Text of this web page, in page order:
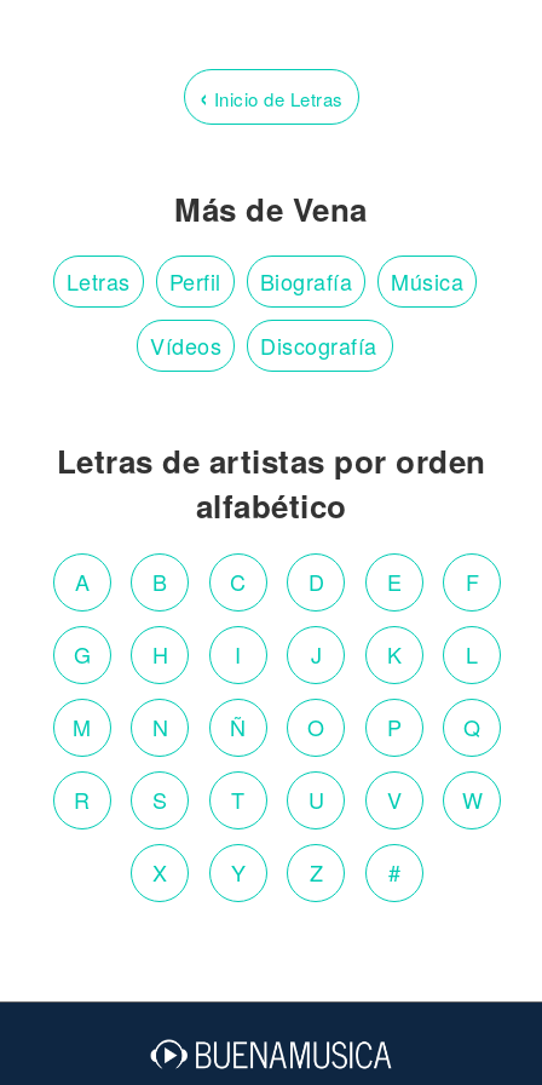
‹ Inicio de Letras
Más de Vena
Letras Perfil Biografía Música
Vídeos Discografía
Letras de artistas por orden
alfabético
A B C D E F
G H I J K L
M N Ñ O P Q
R S T U V W
X Y Z #